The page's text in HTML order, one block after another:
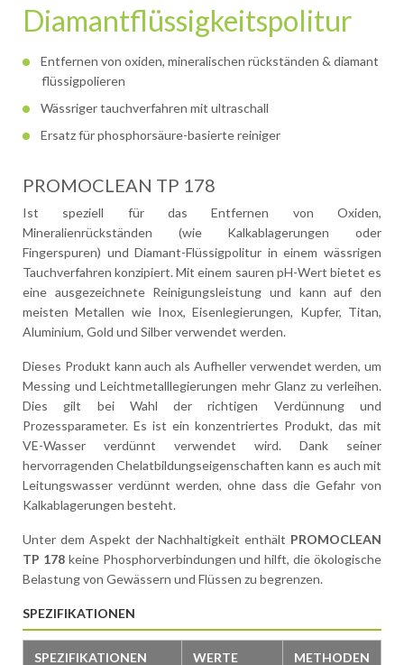
Diamantflüssigkeitspolitur
Entfernen von oxiden, mineralischen rückständen & diamant
flüssigpolieren
Wässriger tauchverfahren mit ultraschall
Ersatz für phosphorsäure-basierte reiniger
PROMOCLEAN TP 178
Ist speziell für das Entfernen von Oxiden,
Mineralienrückständen (wie Kalkablagerungen oder
Fingerspuren) und Diamant-Flüssigpolitur in einem wässrigen
Tauchverfahren konzipiert. Mit einem sauren pH-Wert bietet es
eine ausgezeichnete Reinigungsleistung und kann auf den
meisten Metallen wie Inox, Eisenlegierungen, Kupfer, Titan,
Aluminium, Gold und Silber verwendet werden.
Dieses Produkt kann auch als Aufheller verwendet werden, um
Messing und Leichtmetalllegierungen mehr Glanz zu verleihen.
Dies gilt bei Wahl der richtigen Verdünnung und
Prozessparameter. Es ist ein konzentriertes Produkt, das mit
VE-Wasser verdünnt verwendet wird. Dank seiner
hervorragenden Chelatbildungseigenschaften kann es auch mit
Leitungswasser verdünnt werden, ohne dass die Gefahr von
Kalkablagerungen besteht.
Unter dem Aspekt der Nachhaltigkeit enthält PROMOCLEAN
TP 178keine Phosphorverbindungen und hilft, die ökologische
Belastung von Gewässern und Flüssen zu begrenzen.
SPEZIFIKATIONEN
SPEZIFIKATIONEN WERTE METHODEN